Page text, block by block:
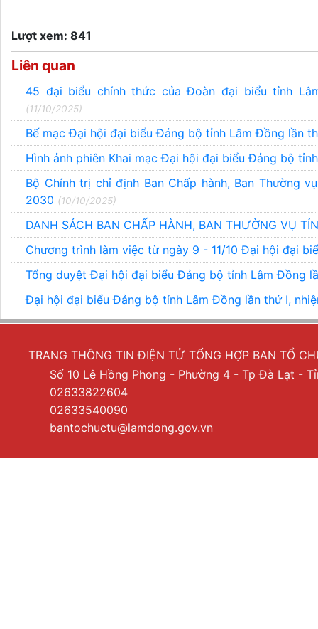
Lượt xem: 841
Liên quan
45 đại biểu chính thức của Đoàn đại biểu tỉnh
(11/10/2025)
Bế mạc Đại hội đại biểu Đảng bộ tỉnh Lâm Đồng lần
Hình ảnh phiên Khai mạc Đại hội đại biểu Đảng bộ
Bộ Chính trị chỉ định Ban Chấp hành, Ban Thường
2030 (10/10/2025)
DANH SÁCH BAN CHẤP HÀNH, BAN THƯỜNG VỤ
Chương trình làm việc từ ngày 9 - 11/10 Đại hội đại
Tổng duyệt Đại hội đại biểu Đảng bộ tỉnh Lâm Đồng
Đại hội đại biểu Đảng bộ tỉnh Lâm Đồng lần thứ I,
TRANG THÔNG TIN ĐIỆN TỬ TỔNG HỢP BAN TỔ
Số 10 Lê Hồng Phong - Phường 4 - Tp Đà Lạt -
02633822604
02633540090
bantochuctu@lamdong.gov.vn